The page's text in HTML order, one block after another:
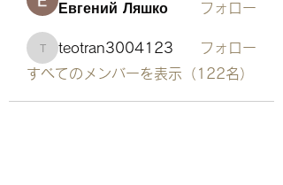
Евгений Ляшко フォロー
teotran3004123
teotran3004123
フォロー
すべてのメンバーを表示（122名）